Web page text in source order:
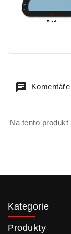
Na tento
Kategorie
Produkty